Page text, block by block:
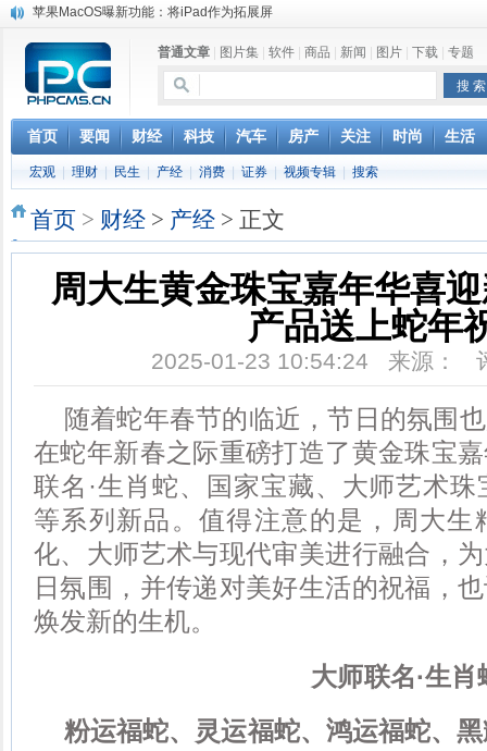
DS四款新能源车型上海车展亚洲首秀
小米高管：虽然高通与苹果和解，但5G iPhone最快明年下半年发布
iOS 13加入黑暗模式 多功能加持6月份见
高通与苹果达成和解，双方达成6年许可协议
巴黎圣母院大火肆虐，人类文明的一场浩劫
奔驰维权女车主捅出了一个最大的瓜
苹果MacOS曝新功能：将iPad作为拓展屏
普通文章 图片集 软件 商品 新闻 图片 下载 专题
首页 要闻 财经 科技 汽车 房产 关注 时尚 生活
宏观 理财 民生 产经 消费 证券 视频专辑 搜索
首页 > 财经 > 产经 > 正文
周大生黄金珠宝嘉年华喜
产品送上蛇年
2025-01-23 10:54:24 来源：
随着蛇年春节的临近，节日的氛围
在蛇年新春之际重磅打造了黄金珠宝
联名·生肖蛇、国家宝藏、大师艺术
等系列新品。值得注意的是，周大生
化、大师艺术与现代审美进行融合，
日氛围，并传递对美好生活的祝福，
焕发新的生机。
大师联名·生肖
粉运福蛇、灵运福蛇、鸿运福蛇、